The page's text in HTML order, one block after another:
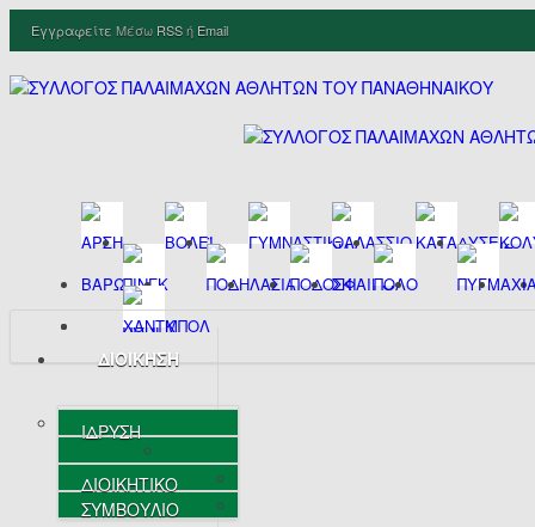
Εγγραφείτε Μέσω RSSή Email
ΔΙΟΙΚΗΣΗ
ΙΔΡΥΣΗ
ΔΙΟΙΚΗΤΙΚΟ
ΣΥΜΒΟΥΛΙΟ